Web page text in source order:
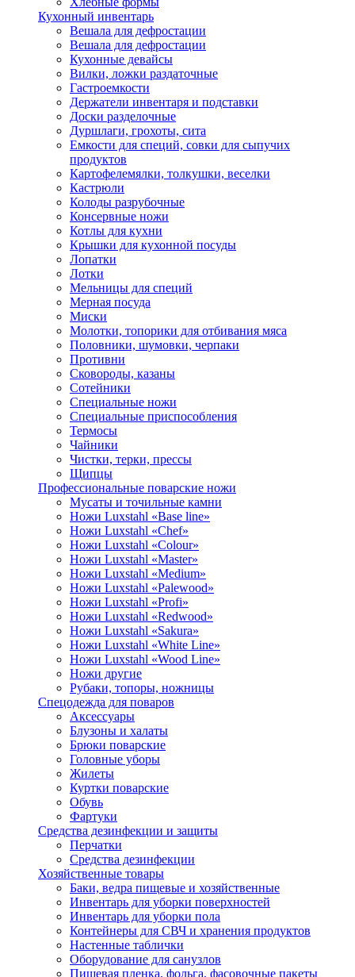
Кухонный инвентарь
Вешала для дефростации
Вешала для дефростации
Кухонные девайсы
Вилки, ложки раздаточные
Гастроемкости
Держатели инвентаря и подставки
Доски разделочные
Дуршлаги, грохоты, сита
Емкости для специй, совки для сыпучих
продуктов
Картофелемялки, толкушки, веселки
Кастрюли
Колоды разрубочные
Консервные ножи
Котлы для кухни
Крышки для кухонной посуды
Лопатки
Лотки
Мельницы для специй
Мерная посуда
Миски
Молотки, топорики для отбивания мяса
Половники, шумовки, черпаки
Противни
Сковороды, казаны
Сотейники
Специальные ножи
Специальные приспособления
Термосы
Чайники
Чистки, терки, прессы
Щипцы
Профессиональные поварские ножи
Мусаты и точильные камни
Ножи Luxstahl «Base line»
Ножи Luxstahl «Chef»
Ножи Luxstahl «Colour»
Ножи Luxstahl «Master»
Ножи Luxstahl «Medium»
Ножи Luxstahl «Palewood»
Ножи Luxstahl «Profi»
Ножи Luxstahl «Redwood»
Ножи Luxstahl «Sakura»
Ножи Luxstahl «White Line»
Ножи Luxstahl «Wood Line»
Ножи другие
Рубаки, топоры, ножницы
Спецодежда для поваров
Аксессуары
Блузоны и халаты
Брюки поварские
Головные уборы
Жилеты
Куртки поварские
Обувь
Фартуки
Средства дезинфекции и защиты
Перчатки
Средства дезинфекции
Хозяйственные товары
Баки, ведра пищевые и хозяйственные
Инвентарь для уборки поверхностей
Инвентарь для уборки пола
Контейнеры для СВЧ и хранения продуктов
Настенные таблички
Оборудование для санузлов
Пищевая пленка, фольга, фасовочные пакеты